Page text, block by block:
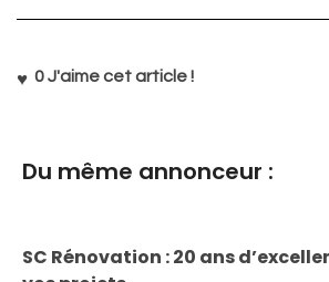
0J'aime cet article !
Du même annonceur :
SC Rénovation : 20 ans